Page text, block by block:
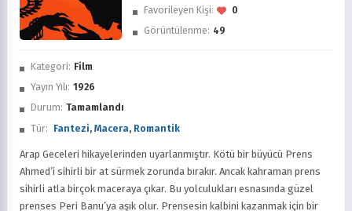
Kategori: Film
Yayın Yılı: 1926
Durum: Tamamlandı
Tür: Fantezi, Macera, Romantik
Favorileyen Kişi:
0
Görüntülenme: 49
Arap Geceleri hikayelerinden uyarlanmıştır. Kötü bir büyücü Prens
Ahmed’i sihirli bir at sürmek zorunda bırakır. Ancak kahraman prens
sihirli atla birçok maceraya çıkar. Bu yolculukları esnasında güzel
prenses Peri Banu’ya aşık olur. Prensesin kalbini kazanmak için bir